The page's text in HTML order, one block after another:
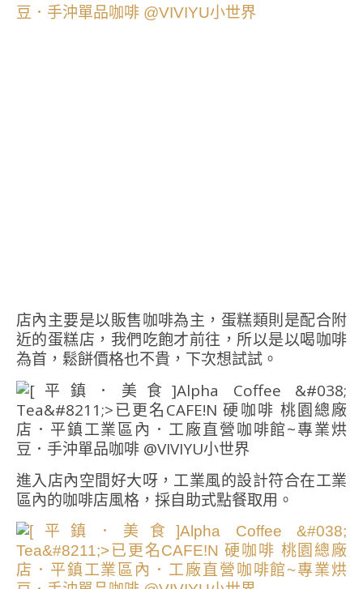
店內主要是以販售咖啡為主，蛋糕類則是配合附
近的蛋糕店，我們吃飽才前往，所以是以喝咖啡
為首，鬆餅價格也不貴，下次想試試。
進入店內空間好大呀，工業風的設計符合在工業
區內的咖啡店風格，採自助式點餐取用。